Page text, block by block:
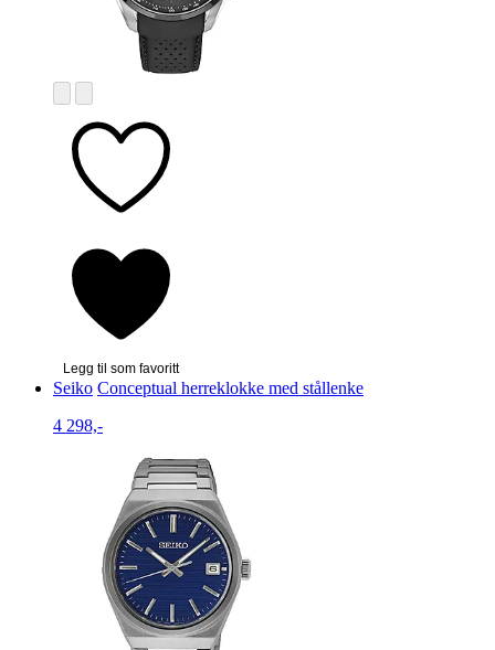
Legg til som favoritt
Seiko Conceptual herreklokke med stållenke
4 298,-